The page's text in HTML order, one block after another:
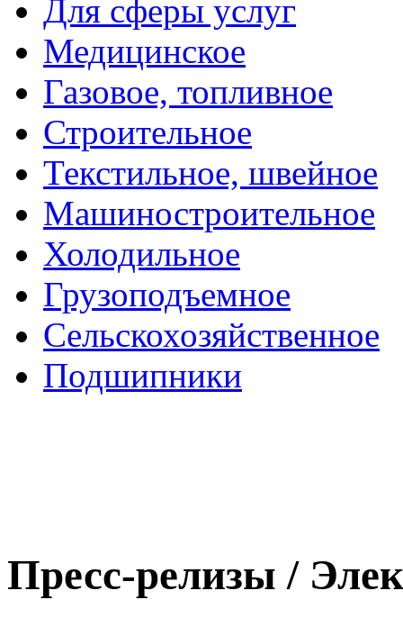
Для сферы услуг
Медицинское
Газовое, топливное
Строительное
Текстильное, швейное
Машиностроительное
Холодильное
Грузоподъемное
Сельскохозяйственное
Подшипники
Пресс-релизы /